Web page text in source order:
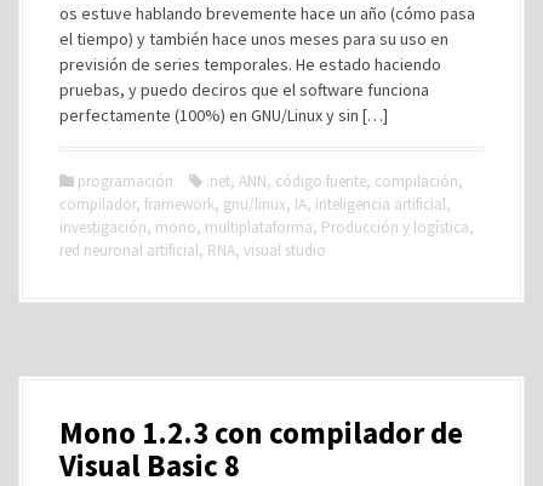
os estuve hablando brevemente hace un año (cómo pasa
el tiempo) y también hace unos meses para su uso en
previsión de series temporales. He estado haciendo
pruebas, y puedo deciros que el software funciona
perfectamente (100%) en GNU/Linux y sin […]
programación .net, ANN, código fuente, compilación,
compilador, framework, gnu/linux, IA, inteligencia artificial,
investigación, mono, multiplataforma, Producción y logística,
red neuronal artificial, RNA, visual studio
Mono 1.2.3 con compilador de
Visual Basic 8